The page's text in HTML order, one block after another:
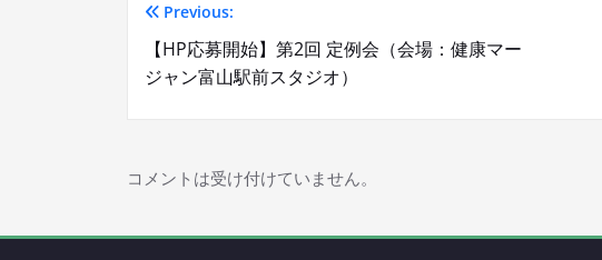
投
稿
ビ
ゲ
Previous:
【HP応募開始】第2回 定例会（会場：健康マー
ジャン富山駅前スタジオ）
コメントは受け付けていません。